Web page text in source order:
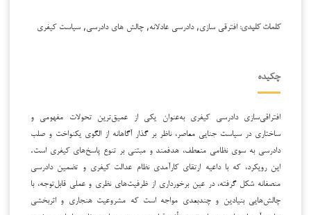
کلمات کلیدی: افترقی سازی, دادرسی عادلانه, چالش های دادرسی, سیاست کیفری
چکیده
افتراقی‌سازی دادرسی کیفری به‌عنوان یکی از عمیق‌ترین تحولات مفهومی و
ساختاری در سیاست جنایی معاصر، ناظر بر گذار آگاهانه از الگوی یکنواخت و صلب
دادرسی به سوی نظامی منعطف، هدفمند و مبتنی بر تنوع پاسخ‌های کیفری است.
این رویکرد، که با داعیه ارتقای کارآمدی نظام عدالت کیفری و تضمین دادرسی
منصفانه شکل گرفته، در عین برخورداری از ظرفیت‌های نظری و عملی قابل‌توجه، با
چالش‌هایی بنیادین و چندبعدی مواجه است که مشروعیت هنجاری و اثربخشی